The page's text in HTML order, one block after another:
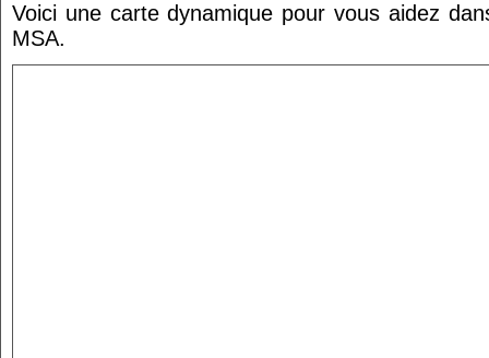
Voici une carte dynamique pour vous aidez
MSA.